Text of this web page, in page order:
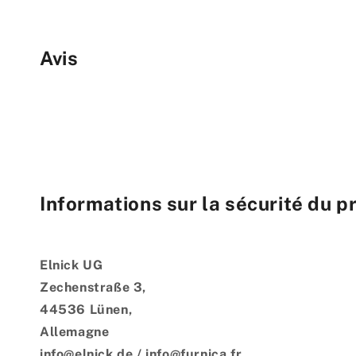
Avis
Informations sur la sécurité du
Elnick UG
Zechenstraße 3,
44536 Lünen,
Allemagne